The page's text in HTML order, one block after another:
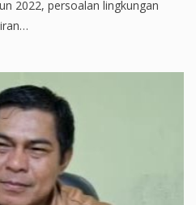
2022, persoalan lingkungan